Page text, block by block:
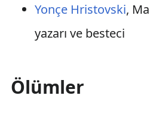
Yonçe Hristovski,
yazarı ve besteci
Ölümler